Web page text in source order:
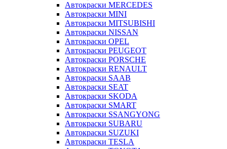
Автокраски MERCEDES
Автокраски MINI
Автокраски MITSUBISHI
Автокраски NISSAN
Автокраски OPEL
Автокраски PEUGEOT
Автокраски PORSCHE
Автокраски RENAULT
Автокраски SAAB
Автокраски SEAT
Автокраски SKODA
Автокраски SMART
Автокраски SSANGYONG
Автокраски SUBARU
Автокраски SUZUKI
Автокраски TESLA